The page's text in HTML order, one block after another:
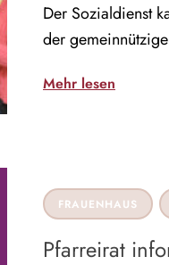
Der Sozialdienst
der
Mehr lesen
FRAUENHAUS
Pfarreirat